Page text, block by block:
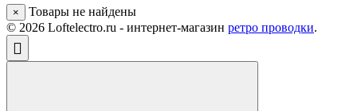
×
Товары не найдены
© 2026 Loftelectro.ru - интернет-магазин ретро проводки.